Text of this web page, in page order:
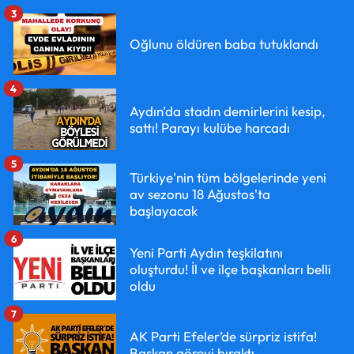
Oğlunu öldüren baba tutuklandı
3
Aydın'da stadın demirlerini kesip,
sattı! Parayı kulübe harcadı
4
Türkiye'nin tüm bölgelerinde yeni
av sezonu 18 Ağustos'ta
başlayacak
5
Yeni Parti Aydın teşkilatını
oluşturdu! İl ve ilçe başkanları belli
oldu
6
AK Parti Efeler’de sürpriz istifa!
7